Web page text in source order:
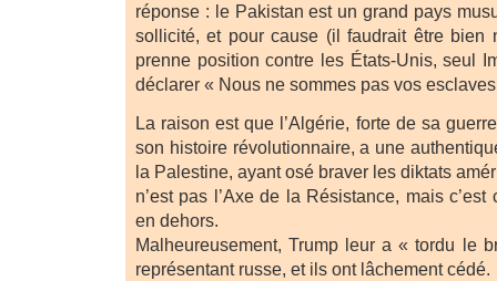
réponse : le Pakistan est un grand pays
sollicité, et pour cause (il faudrait être bien
prenne position contre les États-Unis, seul
déclarer « Nous ne sommes pas vos
La raison est que l’Algérie, forte de sa
son histoire révolutionnaire, a une
la Palestine, ayant osé braver les diktats
n’est pas l’Axe de la Résistance, mais
en dehors.
Malheureusement, Trump leur a « tordu le
représentant russe, et ils ont lâchement cédé.